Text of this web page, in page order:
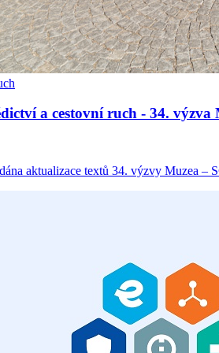
a cestovní ruch - 34. výzva
aktualizace textů 34. výzvy Muzea